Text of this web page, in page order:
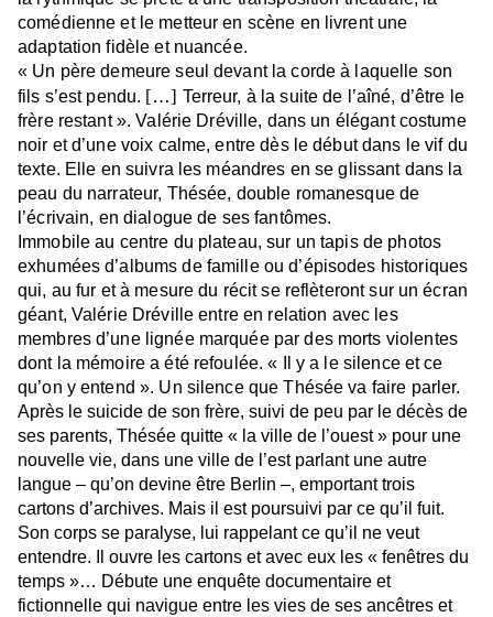
comédienne et le metteur en scène en livrent une
adaptation fidèle et nuancée.
« Un père demeure seul devant la corde à laquelle son
fils s’est pendu. […] Terreur, à la suite de l’aîné, d’être le
frère restant ». Valérie Dréville, dans un élégant costume
noir et d’une voix calme, entre dès le début dans le vif du
texte. Elle en suivra les méandres en se glissant dans la
peau du narrateur, Thésée, double romanesque de
l’écrivain, en dialogue de ses fantômes.
Immobile au centre du plateau, sur un tapis de photos
exhumées d’albums de famille ou d’épisodes historiques
qui, au fur et à mesure du récit se reflèteront sur un écran
géant, Valérie Dréville entre en relation avec les
membres d’une lignée marquée par des morts violentes
dont la mémoire a été refoulée. « Il y a le silence et ce
qu’on y entend ». Un silence que Thésée va faire parler.
Après le suicide de son frère, suivi de peu par le décès de
ses parents, Thésée quitte « la ville de l’ouest » pour une
nouvelle vie, dans une ville de l’est parlant une autre
langue – qu’on devine être Berlin –, emportant trois
cartons d’archives. Mais il est poursuivi par ce qu’il fuit.
Son corps se paralyse, lui rappelant ce qu’il ne veut
entendre. Il ouvre les cartons et avec eux les « fenêtres du
temps »… Débute une enquête documentaire et
fictionnelle qui navigue entre les vies de ses ancêtres et